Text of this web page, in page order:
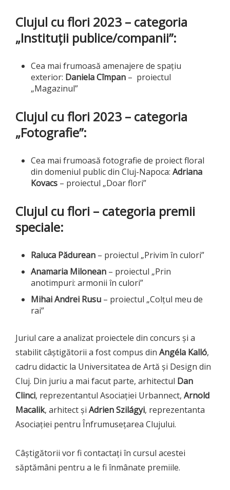
Clujul cu flori 2023 – categoria
„Instituții publice/companii”:
Cea mai frumoasă amenajere de spațiu
exterior: Daniela Cîmpan – proiectul
„Magazinul”
Clujul cu flori 2023 – categoria
„Fotografie”:
Cea mai frumoasă fotografie de proiect floral
din domeniul public din Cluj-Napoca: Adriana
Kovacs – proiectul „Doar flori”
Clujul cu flori – categoria premii
speciale:
Raluca Pădurean – proiectul „Privim în culori”
Anamaria Milonean – proiectul „Prin
anotimpuri: armonii în culori”
Mihai Andrei Rusu – proiectul „Colțul meu de
rai”
Juriul care a analizat proiectele din concurs și a
stabilit câștigătorii a fost compus din Angéla Kalló,
cadru didactic la Universitatea de Artă și Design din
Cluj. Din juriu a mai facut parte, arhitectul Dan
Clinci, reprezentantul Asociației Urbannect, Arnold
Macalik, arhitect și Adrien Szilágyi, reprezentanta
Asociației pentru Înfrumusețarea Clujului.
Câștigătorii vor fi contactați în cursul acestei
săptămâni pentru a le fi înmânate premiile.